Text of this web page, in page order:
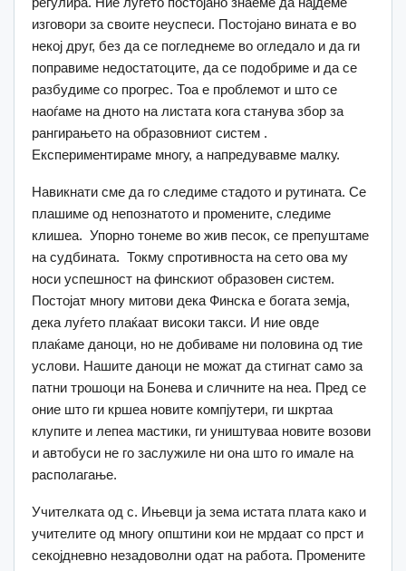
изговори за своите неуспеси. Постојано вината е во
некој друг, без да се погледнеме во огледало и да ги
поправиме недостатоците, да се подобриме и да се
разбудиме со прогрес. Тоа е проблемот и што се
наоѓаме на дното на листата кога станува збор за
рангирањето на образовниот систем .
Експериментираме многу, а напредувавме малку.
Навикнати сме да го следиме стадото и рутината. Се
плашиме од непознатото и промените, следиме
клишеа. Упорно тонеме во жив песок, се препуштаме
на судбината. Токму спротивноста на сето ова му
носи успешност на финскиот образовен систем.
Постојат многу митови дека Финска е богата земја,
дека луѓето плаќаат високи такси. И ние овде
плаќаме даноци, но не добиваме ни половина од тие
услови. Нашите даноци не можат да стигнат само за
патни трошоци на Бонева и сличните на неа. Пред се
оние што ги кршеа новите компјутери, ги шкртаа
клупите и лепеа мастики, ги уништуваа новите возови
и автобуси не го заслужиле ни она што го имале на
располагање.
Учителката од с. Ињевци ја зема истата плата како и
учителите од многу општини кои не мрдаат со прст и
секојдневно незадоволни одат на работа. Промените